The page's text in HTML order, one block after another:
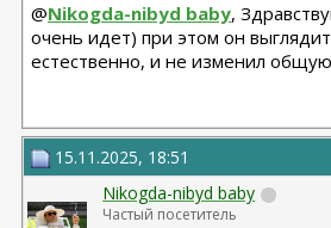
@Nikogda-nibyd baby,
очень идет) при этом он
естественно, и не изменил
15.11.2025, 18:51
Nikogda-nibyd baby
Частый посетитель